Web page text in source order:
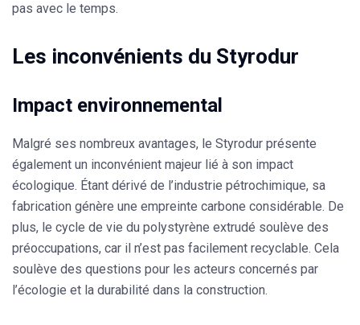
pas avec le temps.
Les inconvénients du Styrodur
Impact environnemental
Malgré ses nombreux avantages, le Styrodur présente
également un inconvénient majeur lié à son impact
écologique. Étant dérivé de l’industrie pétrochimique, sa
fabrication génère une empreinte carbone considérable. De
plus, le cycle de vie du polystyrène extrudé soulève des
préoccupations, car il n’est pas facilement recyclable. Cela
soulève des questions pour les acteurs concernés par
l’écologie et la durabilité dans la construction.